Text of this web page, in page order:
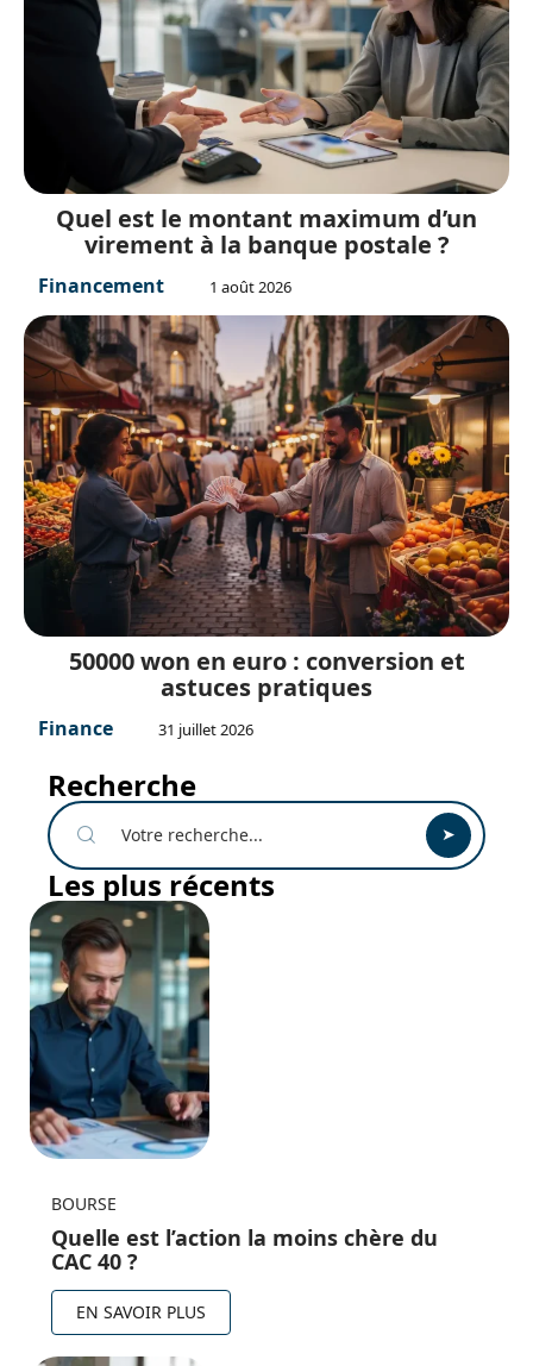
Quel est le montant maximum d’un
virement à la banque postale ?
Financement 1 août 2026
50000 won en euro : conversion et
astuces pratiques
Finance 31 juillet 2026
Recherche
Les plus récents
BOURSE
Quelle est l’action la moins chère du
CAC 40 ?
EN SAVOIR PLUS